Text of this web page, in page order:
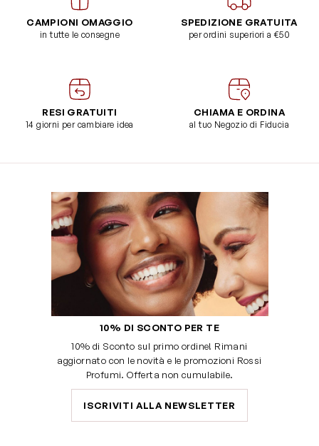
CAMPIONI OMAGGIO
in tutte le consegne
SPEDIZIONE GRATUITA
per ordini superiori a €50
RESI GRATUITI
14 giorni per cambiare idea
CHIAMA E ORDINA
al tuo Negozio di Fiducia
10% DI SCONTO PER TE
10% di Sconto sul primo ordine! Rimani
aggiornato con le novità e le promozioni Rossi
Profumi. Offerta non cumulabile.
ISCRIVITI ALLA NEWSLETTER